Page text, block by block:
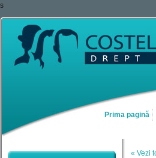
s
Prima pagină
« Vezi